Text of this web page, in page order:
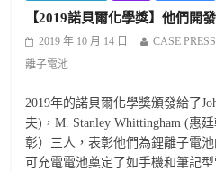
【2019諾貝爾化學獎】他們開
2019 年 10 月 14 日 CASE PRESS
離子電池
2019年的諾貝爾化學獎頒發給了
夫)，M. Stanley Whittingham (惠
彰）三人，表彰他們為鋰離子電
可充電電池奠定了如手機和筆記